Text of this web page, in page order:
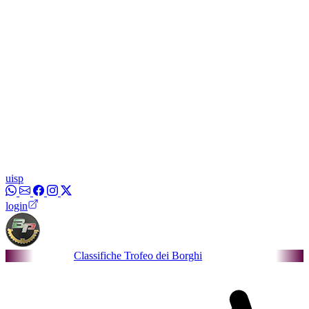
uisp
login
Classifiche Trofeo dei Borghi